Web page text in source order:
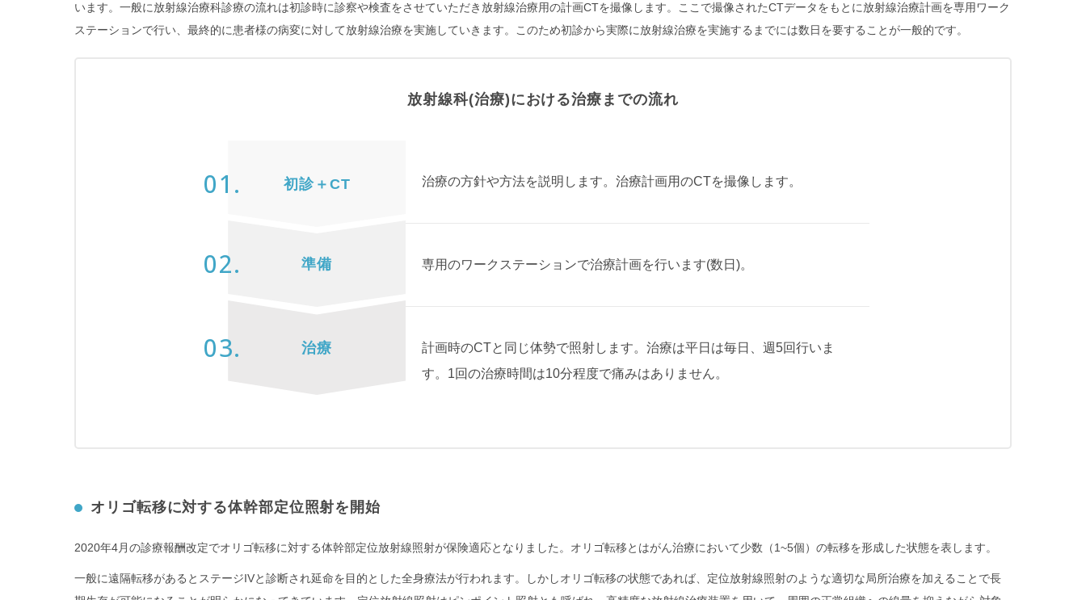
います。一般に放射線治療科診療の流れは初診時に診察や検査をさせていただき放射線治療用の計画CTを撮像します。ここで撮像されたCTデータをもとに放射線治療計画を専用ワーク
ステーションで行い、最終的に患者様の病変に対して放射線治療を実施していきます。このため初診から実際に放射線治療を実施するまでには数日を要することが一般的です。
放射線科(治療)における治療までの流れ
初診＋CT
準備
治療
治療の方針や方法を説明します。治療計画用のCTを撮像します。
専用のワークステーションで治療計画を行います(数日)。
計画時のCTと同じ体勢で照射します。治療は平日は毎日、週5回行いま
す。 1回の治療時間は10分程度で痛みはありません。
オリゴ転移に対する体幹部定位照射を開始
2020年4月の診療報酬改定でオリゴ転移に対する体幹部定位放射線照射が保険適応となりました。オリゴ転移とはがん治療において少数（1~5個）の転移を形成した状態を表します。
一般に遠隔転移があるとステージIVと診断され延命を目的とした全身療法が行われます。しかしオリゴ転移の状態であれば、定位放射線照射のような適切な局所治療を加えることで長